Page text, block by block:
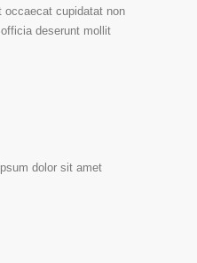
occaecat cupidatat non
deserunt mollit
dolor sit amet